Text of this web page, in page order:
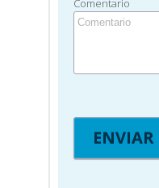
Comentario